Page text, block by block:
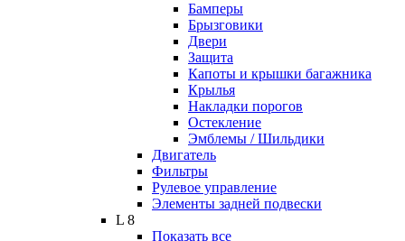
Бамперы
Брызговики
Двери
Защита
Капоты и крышки багажника
Крылья
Накладки порогов
Остекление
Эмблемы / Шильдики
Двигатель
Фильтры
Рулевое управление
Элементы задней подвески
L 8
Показать все